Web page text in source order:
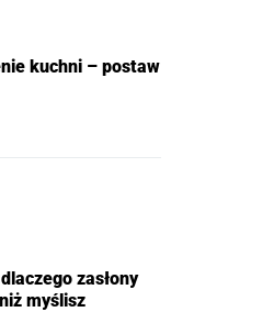
kuchni – postaw
zasłony
myślisz